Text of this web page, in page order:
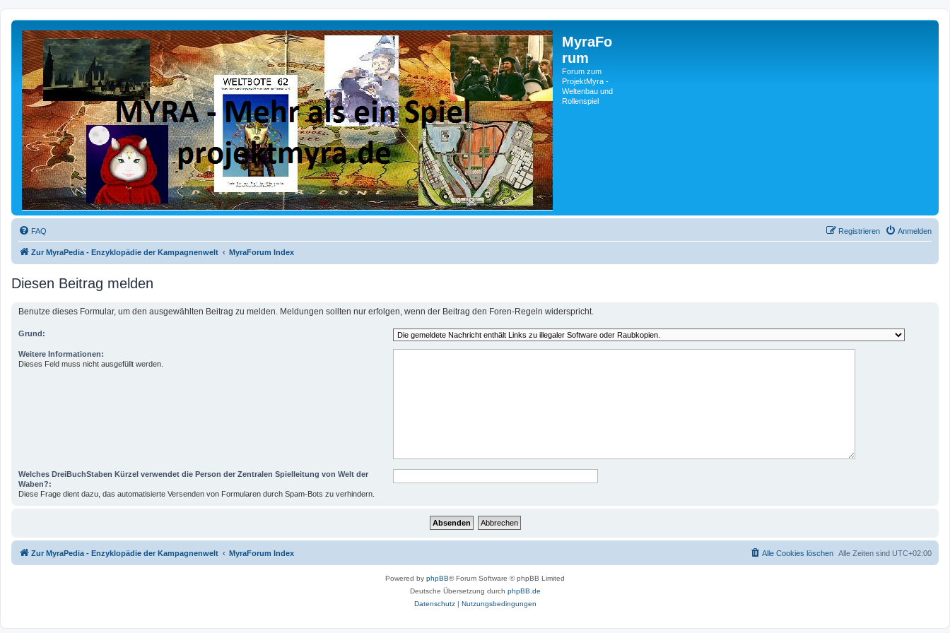
MyraFo
rum
Forum zum
ProjektMyra -
Weltenbau und
Rollenspiel
FAQ Anmelden
Registrieren
Zur MyraPedia - Enzyklopädie der Kampagnenwelt MyraForum Index
Diesen Beitrag melden
Benutze dieses Formular, um den ausgewählten Beitrag zu melden. Meldungen sollten nur erfolgen, wenn der Beitrag den Foren-Regeln widerspricht.
Grund:
Weitere Informationen:
Dieses Feld muss nicht ausgefüllt werden.
Welches DreiBuchStaben Kürzel verwendet die Person der Zentralen Spielleitung von Welt der
Waben?:
Diese Frage dient dazu, das automatisierte Versenden von Formularen durch Spam-Bots zu verhindern.
Zur MyraPedia - Enzyklopädie der Kampagnenwelt MyraForum Index Alle Zeiten sind UTC+02:00
Alle Cookies löschen
Powered by phpBB® Forum Software © phpBB Limited
Deutsche Übersetzung durch phpBB.de
Datenschutz| Nutzungsbedingungen